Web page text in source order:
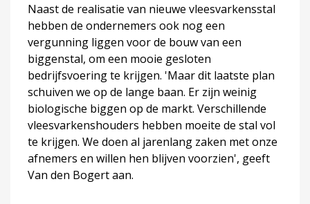
Naast de realisatie van nieuwe vleesvarkensstal
hebben de ondernemers ook nog een
vergunning liggen voor de bouw van een
biggenstal, om een mooie gesloten
bedrijfsvoering te krijgen. 'Maar dit laatste plan
schuiven we op de lange baan. Er zijn weinig
biologische biggen op de markt. Verschillende
vleesvarkenshouders hebben moeite de stal vol
te krijgen. We doen al jarenlang zaken met onze
afnemers en willen hen blijven voorzien', geeft
Van den Bogert aan.